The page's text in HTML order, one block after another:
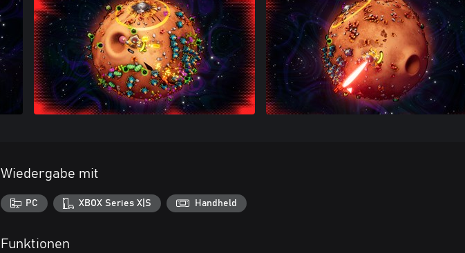
Wiedergabe mit
PC XBOX Series X|S Handheld
Funktionen